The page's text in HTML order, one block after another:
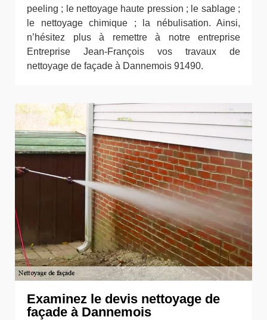
peeling ; le nettoyage haute pression ; le sablage ;
le nettoyage chimique ; la nébulisation. Ainsi,
n’hésitez plus à remettre à notre entreprise
Entreprise Jean-François vos travaux de
nettoyage de façade à Dannemois 91490.
Examinez le devis nettoyage de
façade à Dannemois